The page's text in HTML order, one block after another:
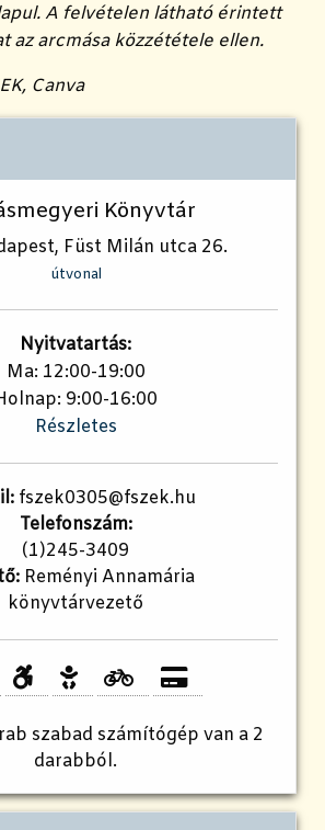
A felvételen látható érintett
az arcmása közzététele ellen.
Canva
Könyvtár
Füst Milán utca 26.
útvonal
Nyitvatartás:
Ma: 12:00-19:00
9:00-16:00
Részletes
fszek0305@fszek.hu
Telefonszám:
(1)245-3409
Reményi Annamária
könyvtárvezető
szabad számítógép van a 2
darabból.